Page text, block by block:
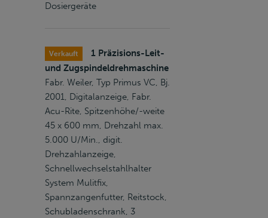
Dosiergeräte
Verkauft
1 Präzisions-Leit-
und Zugspindeldrehmaschine
Fabr. Weiler, Typ Primus VC, Bj.
2001, Digitalanzeige, Fabr.
Acu-Rite, Spitzenhöhe/-weite
45 x 600 mm, Drehzahl max.
5.000 U/Min., digit.
Drehzahlanzeige,
Schnellwechselstahlhalter
System Mulitfix,
Spannzangenfutter, Reitstock,
Schubladenschrank, 3